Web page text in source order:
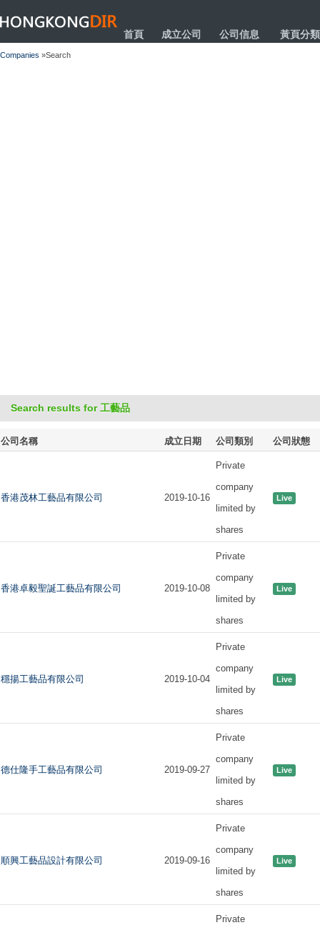
HONGKONGDIR
首頁 成立公司 公司信息 黃頁分類
Companies »Search
Search results for 工藝品
公司名稱 成立日期 公司類別 公司狀態
香港茂林工藝品有限公司 2019-10-16
Private
company
limited by
shares
Live
香港卓毅聖誕工藝品有限公司 2019-10-08
Private
company
limited by
shares
Live
穩揚工藝品有限公司 2019-10-04
Private
company
limited by
shares
Live
德仕隆手工藝品有限公司 2019-09-27
Private
company
limited by
shares
Live
順興工藝品設計有限公司 2019-09-16
Private
company
limited by
shares
Live
Private